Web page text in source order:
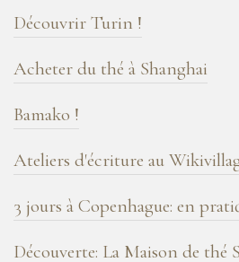
blog
!
Découvrir Turin !
Acheter du thé à Shanghai
Bamako !
Ateliers d'écriture au
3 jours à Copenhague: en
Découverte: La Maison de thé